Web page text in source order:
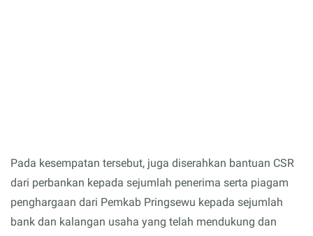
Pada kesempatan tersebut, juga diserahkan bantuan CSR
dari perbankan kepada sejumlah penerima serta piagam
penghargaan dari Pemkab Pringsewu kepada sejumlah
bank dan kalangan usaha yang telah mendukung dan